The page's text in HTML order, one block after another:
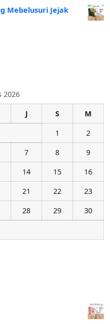
Mebelusuri Jejak
2026
J S
M
1
2
7 8
9
14 15
16
21 22
23
28 29
30